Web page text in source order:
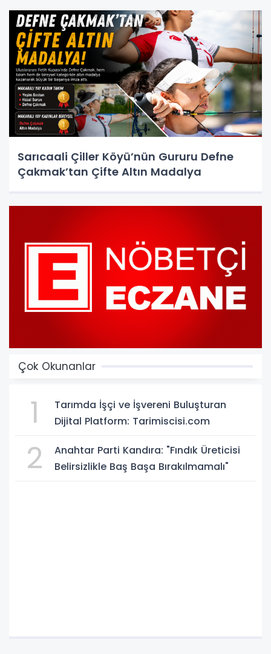
Sarıcaali Çiller Köyü’nün Gururu Defne
Çakmak’tan Çifte Altın Madalya
Çok Okunanlar
1
Tarımda İşçi ve İşvereni Buluşturan
Dijital Platform: Tarimiscisi.com
2
Anahtar Parti Kandıra: "Fındık Üreticisi
Belirsizlikle Baş Başa Bırakılmamalı"